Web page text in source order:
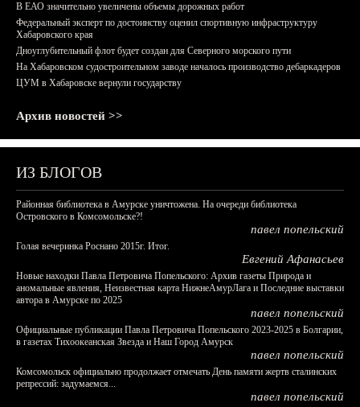
В ЕАО значительно увеличены объемы дорожных работ
Федеральный эксперт по достоинству оценил спортивную инфраструктуру
Хабаровского края
Дноуглубительный флот будет создан для Северного морского пути
На Хабаровском судостроительном заводе началось производство дебаркадеров
ЦУМ в Хабаровске вернули государству
Архив новостей >>
ИЗ БЛОГОВ
Районная библиотека в Амурске уничтожена. На очереди библиотека
Островского в Комсомольске?!
павел попельский
Голая вечеринка Роснано 2015г. Итог.
Евгений Афанасьев
Новые находки Павла Петровича Попельского: Архив газеты Природа и
аномальные явления, Неизвестная карта НижнеАмурЛага и Последние выставки
автора в Амурске по 2025
павел попельский
Официальные публикации Павла Петровича Попельского 2023-2025 в Болгарии,
в газетах Тихоокеанская Звезда и Наш Город Амурск
павел попельский
Комсомольск официально продолжает отмечать День памяти жертв сталинских
репрессий: задумаемся...
павел попельский